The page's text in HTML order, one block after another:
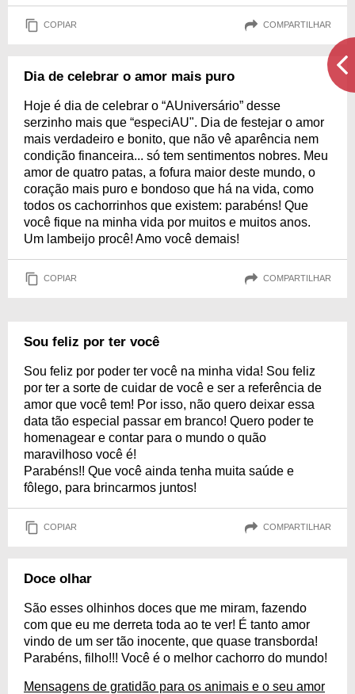
COPIAR COMPARTILHAR
Dia de celebrar o amor mais puro
Hoje é dia de celebrar o “AUniversário” desse
serzinho mais que “especiAU". Dia de festejar o amor
mais verdadeiro e bonito, que não vê aparência nem
condição financeira... só tem sentimentos nobres. Meu
amor de quatro patas, a fofura maior deste mundo, o
coração mais puro e bondoso que há na vida, como
todos os cachorrinhos que existem: parabéns! Que
você fique na minha vida por muitos e muitos anos.
Um lambeijo procê! Amo você demais!
COPIAR COMPARTILHAR
Sou feliz por ter você
Sou feliz por poder ter você na minha vida! Sou feliz
por ter a sorte de cuidar de você e ser a referência de
amor que você tem! Por isso, não quero deixar essa
data tão especial passar em branco! Quero poder te
homenagear e contar para o mundo o quão
maravilhoso você é!
Parabéns!! Que você ainda tenha muita saúde e
fôlego, para brincarmos juntos!
COPIAR COMPARTILHAR
Doce olhar
São esses olhinhos doces que me miram, fazendo
com que eu me derreta toda ao te ver! É tanto amor
vindo de um ser tão inocente, que quase transborda!
Parabéns, filho!!! Você é o melhor cachorro do mundo!
Mensagens de gratidão para os animais e o seu amor